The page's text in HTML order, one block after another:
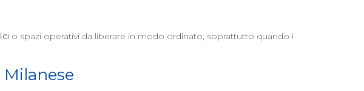
o spazi operativi da liberare in modo ordinato, soprattutto quando i
Milanese